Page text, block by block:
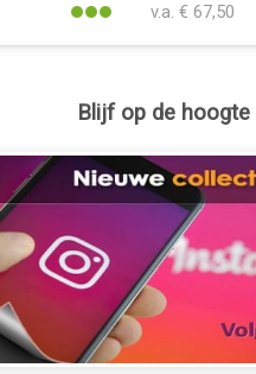
v.a. € 67,50
Blijf op de hoogte